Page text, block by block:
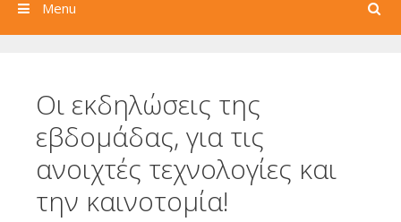
Search
Menu
Οι εκδηλώσεις της
εβδομάδας, για τις
ανοιχτές τεχνολογίες και
την καινοτομία!